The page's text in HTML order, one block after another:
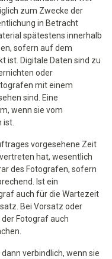
zum Zwecke der
in Betracht
spätestens innerhalb
sofern auf dem
ist. Digitale Daten sind zu
oder
mit einem
sind. Eine
wenn sie vom
ist.
vorgesehene Zeit
hat, wesentlich
des Fotografen, sofern
Ist ein
auch für die Wartezeit
Bei Vorsatz oder
Fotograf auch
verbindlich, wenn sie